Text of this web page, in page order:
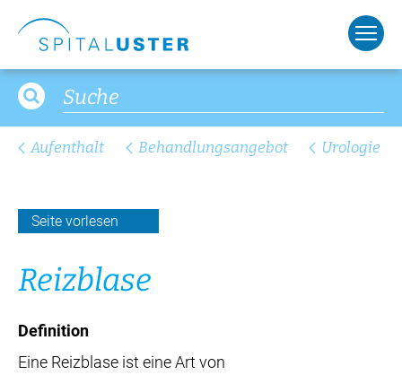
Aufenthalt Behandlungsangebot Urologie
Seite vorlesen
Reiz­bla­se
Definition
Eine Reizblase ist eine Art von